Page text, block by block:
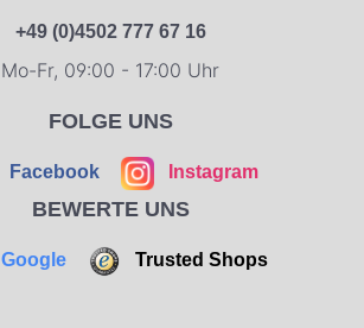
+49 (0)4502 777 67 16
Mo-Fr, 09:00 - 17:00 Uhr
FOLGE UNS
Facebook Instagram
BEWERTE UNS
Google Trusted Shops